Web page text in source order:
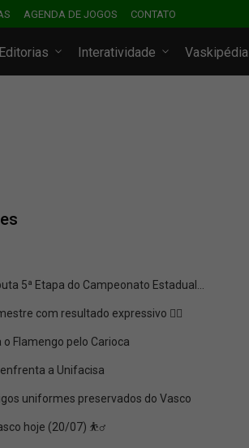
AGENDA DE JOGOS CONTATO
Editorias Interatividade Vaskipédia
5ª Etapa do Campeonato Estadual...
com resultado expressivo 🏊‍♀️
Flamengo pelo Carioca
a Unifacisa
uniformes preservados do Vasco
hoje (20/07) ⛹️‍♂️